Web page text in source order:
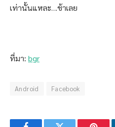
เท่านั้นแหละ…ช้าเลย
ที่มา: bgr
Android Facebook